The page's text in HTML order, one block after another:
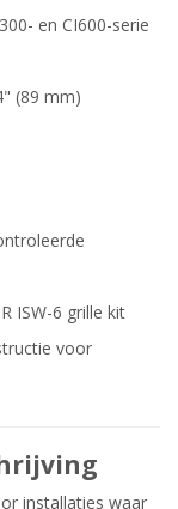
en CI600-serie
(89 mm)
ISW-6 grille kit
voor
installaties waar